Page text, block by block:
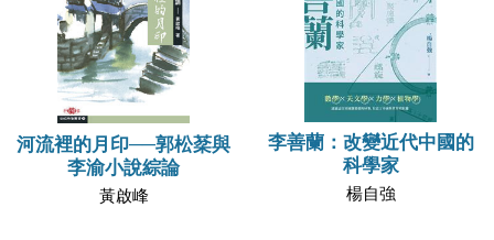
河流裡的月印──郭松棻與
李渝小說綜論
黃啟峰
李善蘭：改變近代中國的
科學家
楊自強